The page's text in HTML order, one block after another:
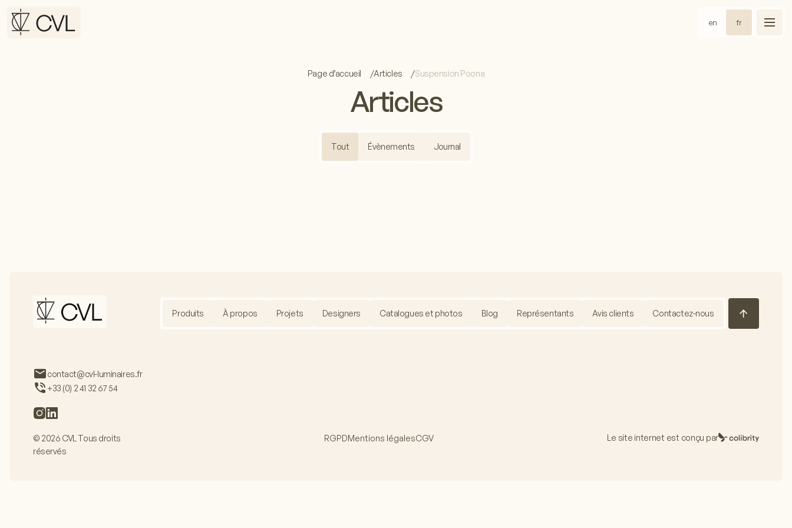
en fr
Page d’accueil Articles Suspension Poona
Articles
Tout Évènements Journal
Produits À propos Projets Designers Catalogues et photos Blog Représentants Avis clients Contactez-nous
contact@cvl-luminaires.fr
+33 (0) 2 41 32 67 54
© 2026 CVL Tous droits
réservés
RGPDMentions légalesCGV Le site internet est conçu par